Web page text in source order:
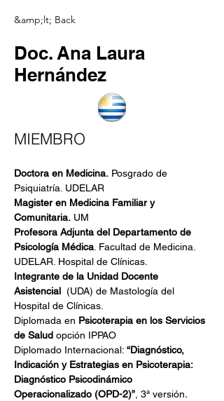
&amp;lt; Back
Doc. Ana Laura
Hernández
MIEMBRO
Doctora en Medicina. Posgrado de
Psiquiatría. UDELAR
Magister en Medicina Familiar y
Comunitaria. UM
Profesora Adjunta del Departamento de
Psicología Médica . Facultad de Medicina.
UDELAR. Hospital de Clínicas.
Integrante de la Unidad Docente
Asistencial (UDA) de Mastología del
Hospital de Clínicas.
Diplomada en Psicoterapia en los Servicios
de Salud opción IPPAO
Diplomado Internacional: “Diagnóstico,
Indicación y Estrategias en Psicoterapia:
Diagnóstico Psicodinámico
Operacionalizado (OPD-2)” , 3ª versión.